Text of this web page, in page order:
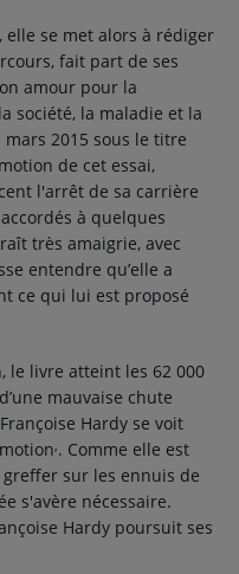
se met alors à rédiger
fait part de ses
amour pour la
société, la maladie et la
mars 2015 sous le titre
de cet essai,
l'arrêt de sa carrière
à quelques
très amaigrie, avec
entendre qu’elle a
ce qui lui est proposé
le livre atteint les 62 000
mauvaise chute
Hardy se voit
. Comme elle est
sur les ennuis de
s'avère nécessaire.
Hardy poursuit ses